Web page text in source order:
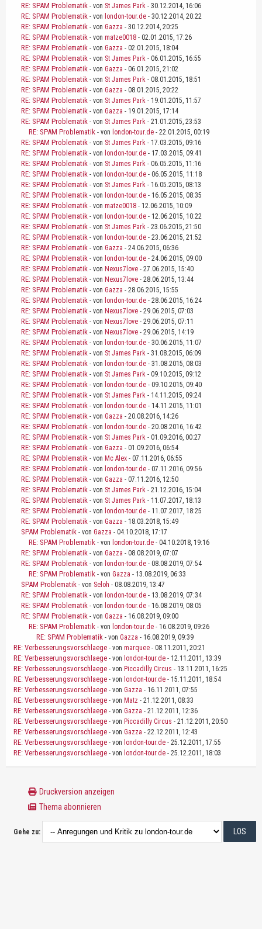
RE: SPAM Problematik - von St James Park - 30.12.2014, 16:06
RE: SPAM Problematik - von london-tour.de - 30.12.2014, 20:22
RE: SPAM Problematik - von Gazza - 30.12.2014, 20:25
RE: SPAM Problematik - von matze0018 - 02.01.2015, 17:26
RE: SPAM Problematik - von Gazza - 02.01.2015, 18:04
RE: SPAM Problematik - von St James Park - 06.01.2015, 16:55
RE: SPAM Problematik - von Gazza - 06.01.2015, 21:02
RE: SPAM Problematik - von St James Park - 08.01.2015, 18:51
RE: SPAM Problematik - von Gazza - 08.01.2015, 20:22
RE: SPAM Problematik - von St James Park - 19.01.2015, 11:57
RE: SPAM Problematik - von Gazza - 19.01.2015, 17:14
RE: SPAM Problematik - von St James Park - 21.01.2015, 23:53
RE: SPAM Problematik - von london-tour.de - 22.01.2015, 00:19
RE: SPAM Problematik - von St James Park - 17.03.2015, 09:16
RE: SPAM Problematik - von london-tour.de - 17.03.2015, 09:41
RE: SPAM Problematik - von St James Park - 06.05.2015, 11:16
RE: SPAM Problematik - von london-tour.de - 06.05.2015, 11:18
RE: SPAM Problematik - von St James Park - 16.05.2015, 08:13
RE: SPAM Problematik - von london-tour.de - 16.05.2015, 08:35
RE: SPAM Problematik - von matze0018 - 12.06.2015, 10:09
RE: SPAM Problematik - von london-tour.de - 12.06.2015, 10:22
RE: SPAM Problematik - von St James Park - 23.06.2015, 21:50
RE: SPAM Problematik - von london-tour.de - 23.06.2015, 21:52
RE: SPAM Problematik - von Gazza - 24.06.2015, 06:36
RE: SPAM Problematik - von london-tour.de - 24.06.2015, 09:00
RE: SPAM Problematik - von Nexus7love - 27.06.2015, 15:40
RE: SPAM Problematik - von Nexus7love - 28.06.2015, 13:44
RE: SPAM Problematik - von Gazza - 28.06.2015, 15:55
RE: SPAM Problematik - von london-tour.de - 28.06.2015, 16:24
RE: SPAM Problematik - von Nexus7love - 29.06.2015, 07:03
RE: SPAM Problematik - von Nexus7love - 29.06.2015, 07:11
RE: SPAM Problematik - von Nexus7love - 29.06.2015, 14:19
RE: SPAM Problematik - von london-tour.de - 30.06.2015, 11:07
RE: SPAM Problematik - von St James Park - 31.08.2015, 06:09
RE: SPAM Problematik - von london-tour.de - 31.08.2015, 08:03
RE: SPAM Problematik - von St James Park - 09.10.2015, 09:12
RE: SPAM Problematik - von london-tour.de - 09.10.2015, 09:40
RE: SPAM Problematik - von St James Park - 14.11.2015, 09:24
RE: SPAM Problematik - von london-tour.de - 14.11.2015, 11:01
RE: SPAM Problematik - von Gazza - 20.08.2016, 14:26
RE: SPAM Problematik - von london-tour.de - 20.08.2016, 16:42
RE: SPAM Problematik - von St James Park - 01.09.2016, 00:27
RE: SPAM Problematik - von Gazza - 01.09.2016, 06:54
RE: SPAM Problematik - von Mc Alex - 07.11.2016, 06:55
RE: SPAM Problematik - von london-tour.de - 07.11.2016, 09:56
RE: SPAM Problematik - von Gazza - 07.11.2016, 12:50
RE: SPAM Problematik - von St James Park - 21.12.2016, 15:04
RE: SPAM Problematik - von St James Park - 11.07.2017, 18:13
RE: SPAM Problematik - von london-tour.de - 11.07.2017, 18:25
RE: SPAM Problematik - von Gazza - 18.03.2018, 15:49
SPAM Problematik - von Gazza - 04.10.2018, 17:17
RE: SPAM Problematik - von london-tour.de - 04.10.2018, 19:16
RE: SPAM Problematik - von Gazza - 08.08.2019, 07:07
RE: SPAM Problematik - von london-tour.de - 08.08.2019, 07:54
RE: SPAM Problematik - von Gazza - 13.08.2019, 06:33
SPAM Problematik - von Seloh - 08.08.2019, 13:47
RE: SPAM Problematik - von london-tour.de - 13.08.2019, 07:34
RE: SPAM Problematik - von london-tour.de - 16.08.2019, 08:05
RE: SPAM Problematik - von Gazza - 16.08.2019, 09:00
RE: SPAM Problematik - von london-tour.de - 16.08.2019, 09:26
RE: SPAM Problematik - von Gazza - 16.08.2019, 09:39
RE: Verbesserungsvorschlaege - von marquee - 08.11.2011, 20:21
RE: Verbesserungsvorschlaege - von london-tour.de - 12.11.2011, 13:39
RE: Verbesserungsvorschlaege - von Piccadilly Circus - 13.11.2011, 16:25
RE: Verbesserungsvorschlaege - von london-tour.de - 15.11.2011, 18:54
RE: Verbesserungsvorschlaege - von Gazza - 16.11.2011, 07:55
RE: Verbesserungsvorschlaege - von Matz - 21.12.2011, 08:33
RE: Verbesserungsvorschlaege - von Gazza - 21.12.2011, 12:36
RE: Verbesserungsvorschlaege - von Piccadilly Circus - 21.12.2011, 20:50
RE: Verbesserungsvorschlaege - von Gazza - 22.12.2011, 12:43
RE: Verbesserungsvorschlaege - von london-tour.de - 25.12.2011, 17:55
RE: Verbesserungsvorschlaege - von london-tour.de - 25.12.2011, 18:03
Druckversion anzeigen
Thema abonnieren
Gehe zu: